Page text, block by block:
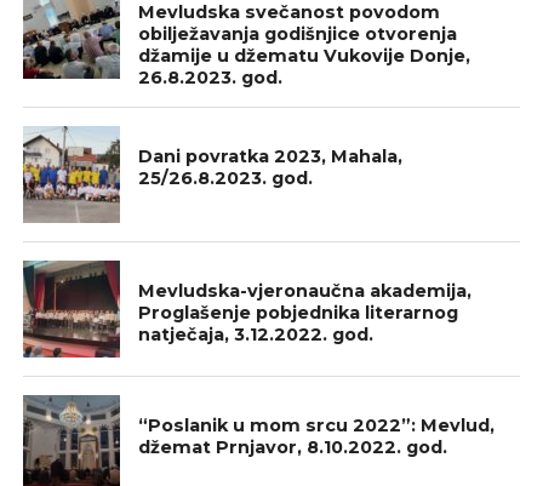
Mevludska svečanost povodom
obilježavanja godišnjice otvorenja
džamije u džematu Vukovije Donje,
26.8.2023. god.
Dani povratka 2023, Mahala,
25/26.8.2023. god.
Mevludska-vjeronaučna akademija,
Proglašenje pobjednika literarnog
natječaja, 3.12.2022. god.
“Poslanik u mom srcu 2022”: Mevlud,
džemat Prnjavor, 8.10.2022. god.